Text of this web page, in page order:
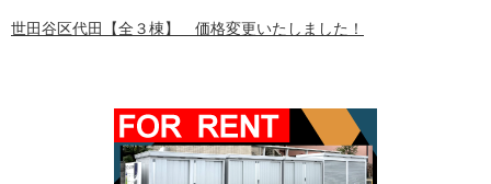
世田谷区代田【全３棟】 価格変更いたしました！